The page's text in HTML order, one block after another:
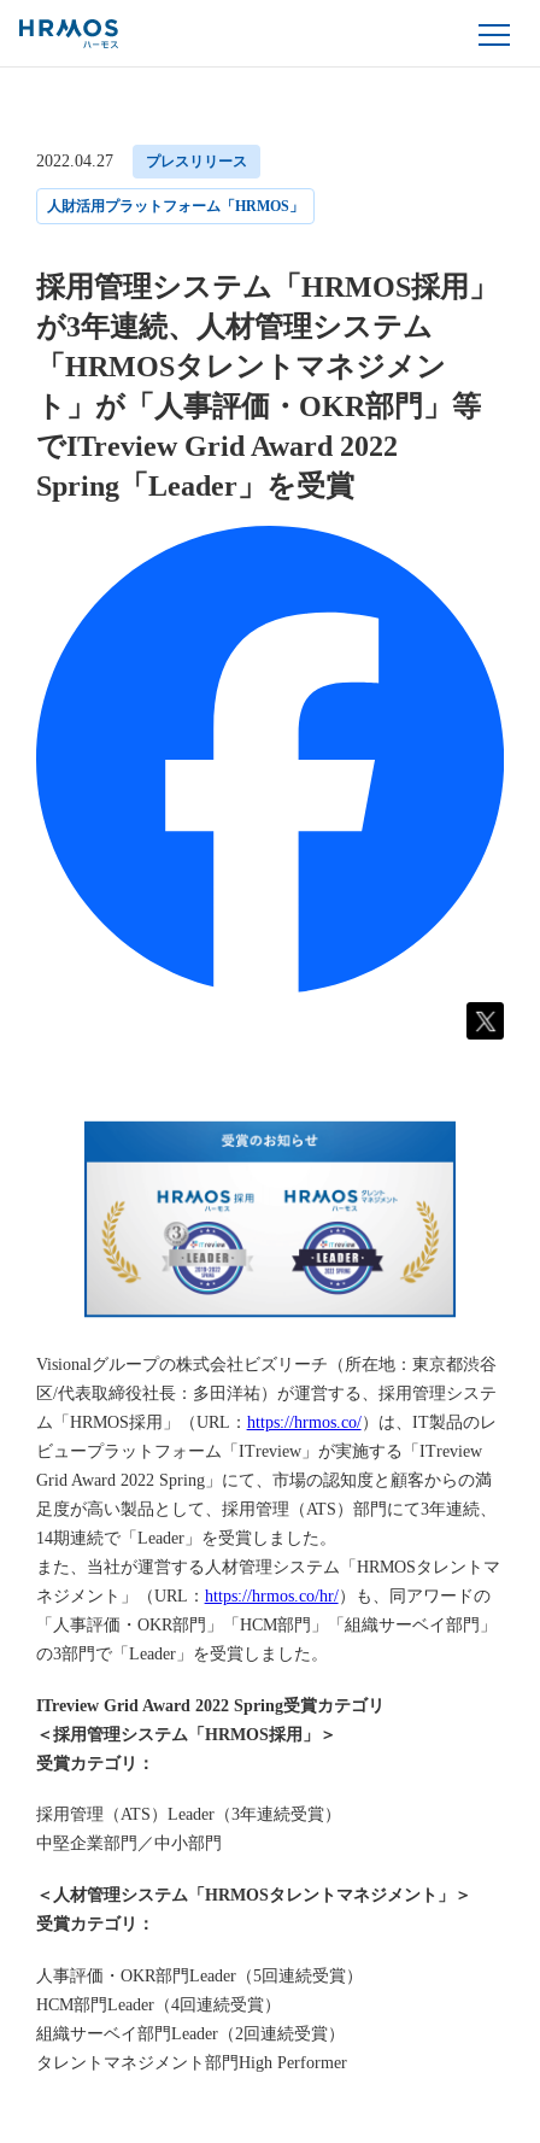
2022.04.27 プレスリリース
人財活用プラットフォーム「HRMOS」
採用管理システム「HRMOS採用」
が3年連続、人材管理システム
「HRMOSタレントマネジメン
ト」が「人事評価・OKR部門」等
でITreview Grid Award 2022
Spring「Leader」を受賞
Visionalグループの株式会社ビズリーチ（所在地：東京都渋谷
区/代表取締役社長：多田洋祐）が運営する、採用管理システ
ム「HRMOS採用」（URL： https://hrmos.co/）は、IT製品のレ
ビュープラットフォーム「ITreview」が実施する「ITreview
Grid Award 2022 Spring」にて、市場の認知度と顧客からの満
足度が高い製品として、採用管理（ATS）部門にて3年連続、
14期連続で「Leader」を受賞しました。
また、当社が運営する人材管理システム「HRMOSタレントマ
ネジメント」（URL： https://hrmos.co/hr/）も、同アワードの
「人事評価・OKR部門」「HCM部門」「組織サーベイ部門」
の3部門で「Leader」を受賞しました。
ITreview Grid Award 2022 Spring受賞カテゴリ
＜採用管理システム「HRMOS採用」＞
受賞カテゴリ：
採用管理（ATS）Leader（3年連続受賞）
中堅企業部門／中小部門
＜人材管理システム「HRMOSタレントマネジメント」＞
受賞カテゴリ：
人事評価・OKR部門Leader（5回連続受賞）
HCM部門Leader（4回連続受賞）
組織サーベイ部門Leader（2回連続受賞）
タレントマネジメント部門High Performer